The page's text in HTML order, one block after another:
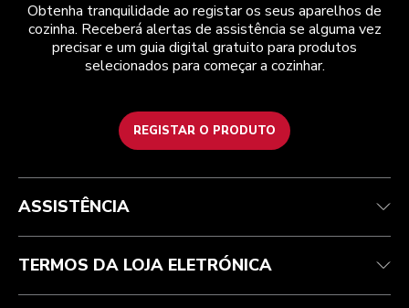
Obtenha tranquilidade ao registar os seus aparelhos de
cozinha. Receberá alertas de assistência se alguma vez
precisar e um guia digital gratuito para produtos
selecionados para começar a cozinhar.
REGISTAR O PRODUTO
Health Check
Atendimento ao cliente
Acompanhar a sua encomenda
Garantia e documentos
Perguntas frequentes
Termos e condições
Envio e entrega
Devoluções e reembolsos
Marca
ODR
A marca
A nossa história
ASSISTÊNCIA
TERMOS DA LOJA ELETRÓNICA